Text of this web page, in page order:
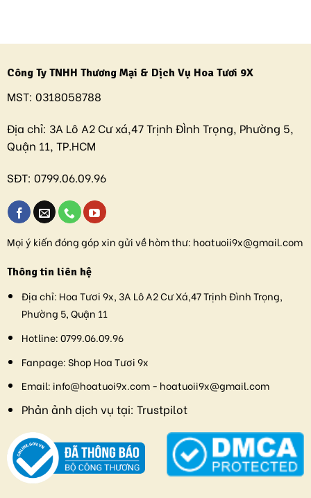
Công Ty TNHH Thương Mại & Dịch Vụ Hoa Tươi 9X
MST: 0318058788
Địa chỉ: 3A Lô A2 Cư xá,47 Trịnh ĐÌnh Trọng, Phường 5,
Quận 11, TP.HCM
SĐT: 0799.06.09.96
Mọi ý kiến đóng góp xin gửi về hòm thư: hoatuoii9x@gmail.com
Thông tin liên hệ
Địa chỉ: Hoa Tươi 9x, 3A Lô A2 Cư Xá,47 Trịnh Đình Trọng,
Phường 5, Quận 11
Hotline:0799.06.09.96
Fanpage:Shop Hoa Tươi 9x
Email: info@hoatuoi9x.com - hoatuoii9x@gmail.com
Phản ảnh dịch vụ tại: Trustpilot